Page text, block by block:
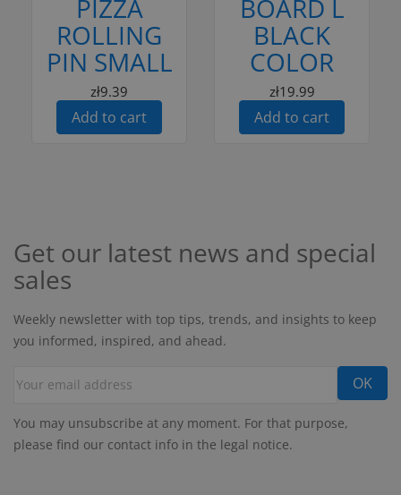
PIZZA
ROLLING
PIN SMALL
zł9.39
Add to cart
BOARD L
BLACK
COLOR
zł19.99
Add to cart
Get our latest news and special
sales
Weekly newsletter with top tips, trends, and insights to keep
you informed, inspired, and ahead.
You may unsubscribe at any moment. For that purpose,
please find our contact info in the legal notice.